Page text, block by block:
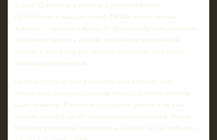
2 часа 32 минуты и прошла в упорной борьбе
практически в каждом гейме. Пятый номер посева
Хачанов стартовал в матче не лучшим образом, позволив
сопернику навязать вязкий, тактически выверенный
теннис, к которому россиянину потребовалось время,
чтобы адаптироваться.
Первый сет получился максимально равным: оба
теннисиста уверенно держали подачу, а брейк-пойнтов
было немного. В итоге исход партии решился на тай-
брейке, где чуть более хладнокровным оказался Мунар.
Испанец реализовал свои шансы и довёл сет до победы —